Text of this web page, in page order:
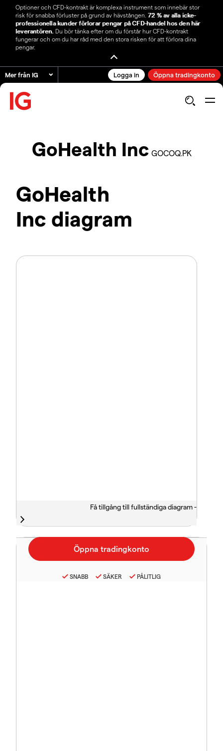
Optioner och CFD-kontrakt är komplexa instrument som innebär stor
risk för snabba förluster på grund av hävstången. 72 % av alla icke-
professionella kunder förlorar pengar på CFD-handel hos den här
leverantören. Du bör tänka efter om du förstår hur CFD-kontrakt
fungerar och om du har råd med den stora risken för att förlora dina
pengar.
Mer från IG Logga in Öppna tradingkonto
GoHealth Inc GOCOQ.PK
GoHealth
Inc diagram
Få tillgång till fullständiga diagram -
SNABB SÄKER PÅLITLIG